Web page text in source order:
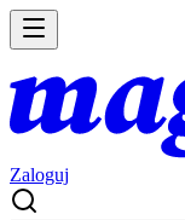
Zaloguj